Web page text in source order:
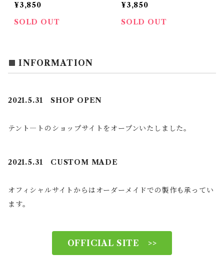
¥3,850
SOLD OUT
¥3,850
SOLD OUT
INFORMATION
2021.5.31 SHOP OPEN
テント―トのショップサイトをオープンいたしました。
2021.5.31 CUSTOM MADE
オフィシャルサイトからはオーダーメイドでの製作も承ってい
ます。
OFFICIAL SITE >>